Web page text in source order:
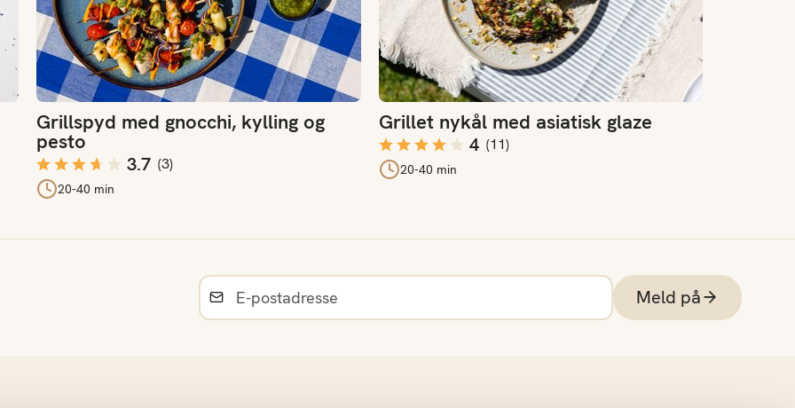
Grillspyd med gnocchi, kylling og
pesto
3.7 (3)
20-40 min
Grillet nykål med asiatisk glaze
4 (11)
20-40 min
Meld på